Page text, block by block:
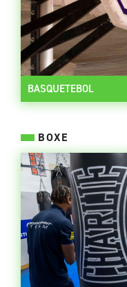
BASQUETEBOL
BOXE